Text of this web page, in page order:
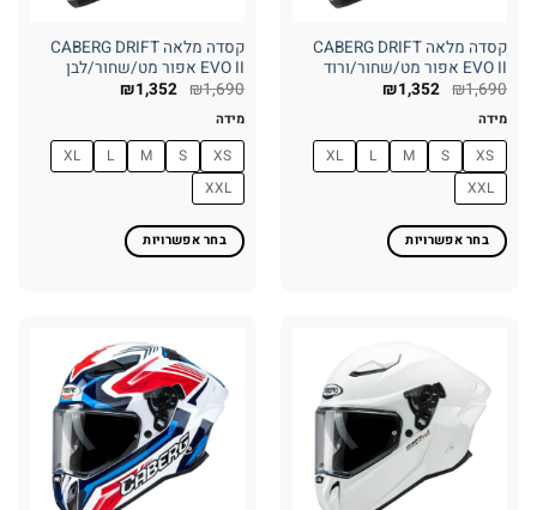
קסדה מלאה CABERG DRIFT
EVO II אפור מט/שחור/ורוד
₪1,690
₪1,352
מידה
XS
S
M
L
XL
XXL
בחר אפשרויות
סוגים.
ניתן
לבחור
האפשרויות
קסדה מלאה CABERG DRIFT
EVO II אפור מט/שחור/לבן
₪1,690
₪1,352
מידה
XS
S
M
L
XL
XXL
בחר אפשרויות
סוגים.
ניתן
לבחור
האפשרויות